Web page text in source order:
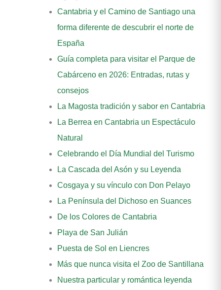
Cantabria y el Camino de Santiago una
forma diferente de descubrir el norte de
España
Guía completa para visitar el Parque de
Cabárceno en 2026: Entradas, rutas y
consejos
La Magosta tradición y sabor en Cantabria
La Berrea en Cantabria un Espectáculo
Natural
Celebrando el Día Mundial del Turismo
La Cascada del Asón y su Leyenda
Cosgaya y su vínculo con Don Pelayo
La Península del Dichoso en Suances
De los Colores de Cantabria
Playa de San Julián
Puesta de Sol en Liencres
Más que nunca visita el Zoo de Santillana
Nuestra particular y romántica leyenda